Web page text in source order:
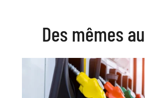
Des mêmes